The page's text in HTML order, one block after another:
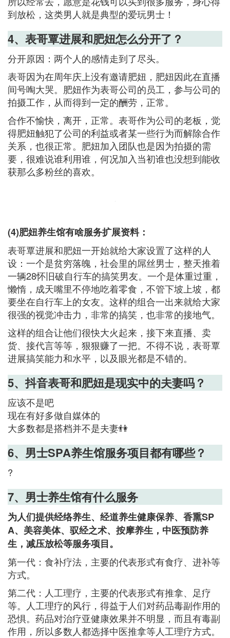
到放松，这类男人就是典型的爱玩男士！
4、表哥覃进展和肥妞怎么分开了？
分开原因：两个人的感情走到了尽头。
表哥因为在周年庆上没有邀请肥妞，肥妞因此在直播
间号啕大哭。肥妞作为表哥公司的员工，参与公司的
拍摄工作，从而得到一定的酬劳，正常。
合作不愉快，离开，正常。表哥作为公司的老板，觉
得肥妞触犯了公司的利益或者某一些行为而解除合作
关系，也很正常。肥妞加入团队也是因为拍摄的需
要，很难说谁利用谁，何况加入当初谁也没想到能收
获那么多粉丝的喜欢。
(4)肥妞养生馆有啥服务扩展资料：
表哥覃进展和肥妞一开始就给大家设置了这样的人
设：一个是贫穷落魄，社会里的屌丝男士，整天推着
一辆28怀旧破自行车的搞笑男友。一个是体重过重，
懒惰，成天嘴里不停地吃着零食，不管下坡上坡，都
要坐在自行车上的女友。这样的组合一出来就给大家
很强的视觉冲击力，非常的搞笑，也非常的接地气。
这样的组合让他们很快大火起来，接下来直播、卖
货、接代言等等，狠狠赚了一把。不得不说，表哥覃
进展搞笑能力和水平，以及眼光都是不错的。
5、抖音表哥和肥妞是现实中的夫妻吗？
应该不是吧
现在有好多做自媒体的
大多数都是搭档并不是夫妻👫
6、男士SPA养生馆服务项目都有哪些？
?
7、男士养生馆有什么服务
为人们提供经络养生、经道养生健康保养、香熏SP
A、美容美体、驭经之术、按摩养生，中医预防养
生，减压放松等服务项目。
第一代：食补疗法，主要的代表形式有食疗、进补等
方式。
第二代：人工理疗，主要的代表形式有推拿、足疗
等。人工理疗的风行，得益于人们对药品毒副作用的
恐惧。药品对治疗亚健康效果并不明显，而且有毒副
作用，所以多数人都选择中医推拿等人工理疗方式。